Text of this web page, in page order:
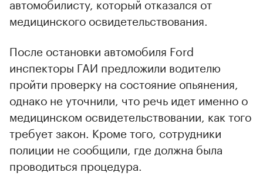
автомобилисту, который отказался от
медицинского освидетельствования.
После остановки автомобиля Ford
инспекторы ГАИ предложили водителю
пройти проверку на состояние опьянения,
однако не уточнили, что речь идет именно о
медицинском освидетельствовании, как того
требует закон. Кроме того, сотрудники
полиции не сообщили, где должна была
проводиться процедура.